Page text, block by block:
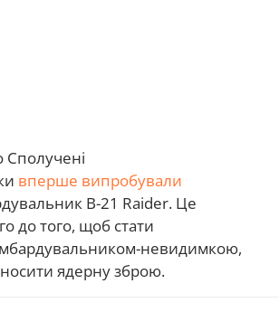
Сполучені
вперше випробували
B-21 Raider. Це
до того, щоб стати
невидимкою,
ядерну зброю.